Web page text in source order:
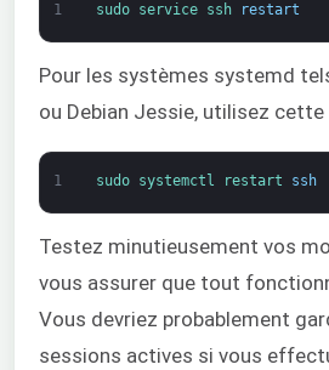
1 sudo service ssh restart
Pour les systèmes systemd
ou Debian Jessie, utilisez
1 sudo systemctl restart ssh
Testez minutieusement vos
vous assurer que tout
Vous devriez probablement
sessions actives si vous